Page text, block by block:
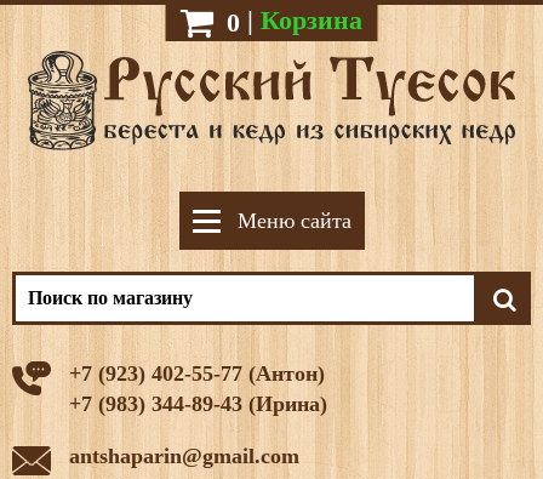
0 | Корзина
Меню сайта
+7 (923) 402-55-77 (Антон)
+7 (983) 344-89-43 (Ирина)
antshaparin@gmail.com